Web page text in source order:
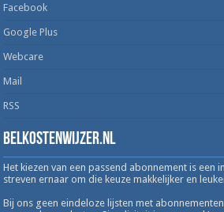
Facebook
Google Plus
Webcare
Mail
RSS
Belkostenwijzer.nl
Het kiezen van een passend abonnement is een
streven ernaar om die keuze makkelijker en
Bij ons geen eindeloze lijsten met